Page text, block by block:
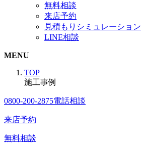
無料相談
来店予約
見積もりシミュレーション
LINE相談
MENU
TOP
施工事例
0800-200-2875電話相談
来店予約
無料相談